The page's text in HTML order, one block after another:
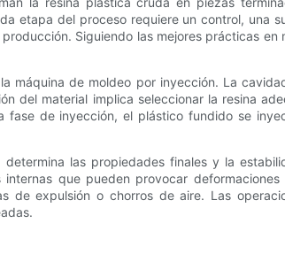
etapa del proceso requiere un control, una
Siguiendo las mejores prácticas
máquina de moldeo por inyección. La
del material implica seleccionar la resina
de inyección, el plástico fundido se
las propiedades finales y la
que pueden provocar
de expulsión o chorros de aire. Las